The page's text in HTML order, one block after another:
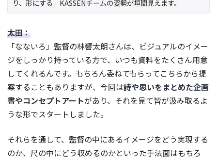
り、形にする」KASSENチームの姿勢が垣間見えます。
太田：
「なないろ」監督の林響太朗さんは、ビジュアルのイメー
ジをしっかり持っている方で、いつも資料をたくさん用意
してくれるんです。もちろん委ねてもらってこちらから提
案することもありますが、今回は詩や思いをまとめた企画
書やコンセプトアートがあり、それを見て皆が汲み取るよ
うな形でスタートしました。
それらを通して、監督の中にあるイメージをどう実現する
のか、尺の中にどう収めるのかといった手法面はもちろ